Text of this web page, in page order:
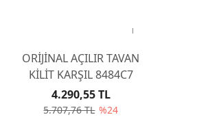
ORİJİNAL AÇILIR TAVAN
KİLİT KARŞIL 8484C7
5.707,76 TL %24
4.290,55 TL